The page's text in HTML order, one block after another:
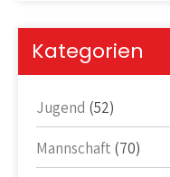
Kategorien
Jugend (52)
Mannschaft (70)